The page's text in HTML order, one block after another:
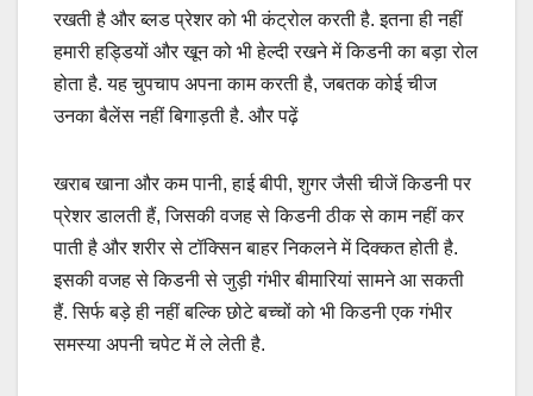
रखती है और ब्लड प्रेशर को भी कंट्रोल करती है. इतना ही नहीं
हमारी हड्डियों और खून को भी हेल्दी रखने में किडनी का बड़ा रोल
होता है. यह चुपचाप अपना काम करती है, जबतक कोई चीज
उनका बैलेंस नहीं बिगाड़ती है. और पढ़ें
खराब खाना और कम पानी, हाई बीपी, शुगर जैसी चीजें किडनी पर
प्रेशर डालती हैं, जिसकी वजह से किडनी ठीक से काम नहीं कर
पाती है और शरीर से टॉक्सिन बाहर निकलने में दिक्कत होती है.
इसकी वजह से किडनी से जुड़ी गंभीर बीमारियां सामने आ सकती
हैं. सिर्फ बड़े ही नहीं बल्कि छोटे बच्चों को भी किडनी एक गंभीर
समस्या अपनी चपेट में ले लेती है.